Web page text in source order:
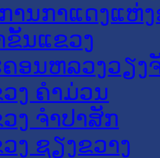
ານກາແດງແຫ່
ຂັ້ນແຂວງ
ອນ​ຫລວງວຽງ
ງ ຄໍາມ່ວນ
ງ ຈໍາປາສັກ
ງ ຊຽງຂວາງ